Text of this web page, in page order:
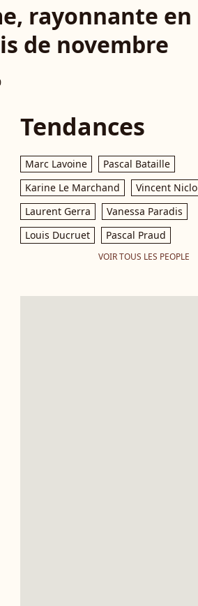
rayonnante en
de novembre
Tendances
Marc Lavoine
Pascal Bataille
Karine Le Marchand
Vincent Niclo
Laurent Gerra
Vanessa Paradis
Louis Ducruet
Pascal Praud
VOIR TOUS LES PEOPLE